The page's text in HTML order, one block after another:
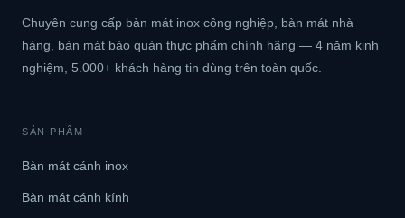
Chuyên cung cấp bàn mát inox công nghiệp, bàn mát nhà
hàng, bàn mát bảo quản thực phẩm chính hãng — 4 năm kinh
nghiệm, 5.000+ khách hàng tin dùng trên toàn quốc.
SẢN PHẨM
Bàn mát cánh inox
Bàn mát cánh kính